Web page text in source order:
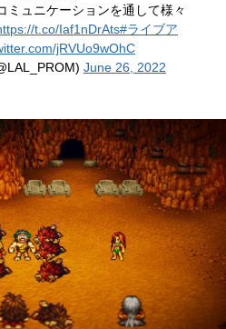
ミュニケーションを通して様々
t.co/Iaf1nDrAts#ライブア
jRVUo9wOhC
June 26, 2022